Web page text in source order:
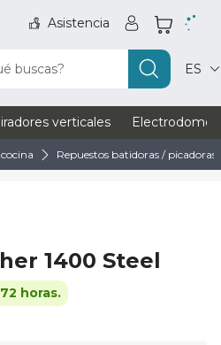
Asistencia
buscas? ES
verticales
Repuestos batidoras / picadoras
1400 Steel
horas.